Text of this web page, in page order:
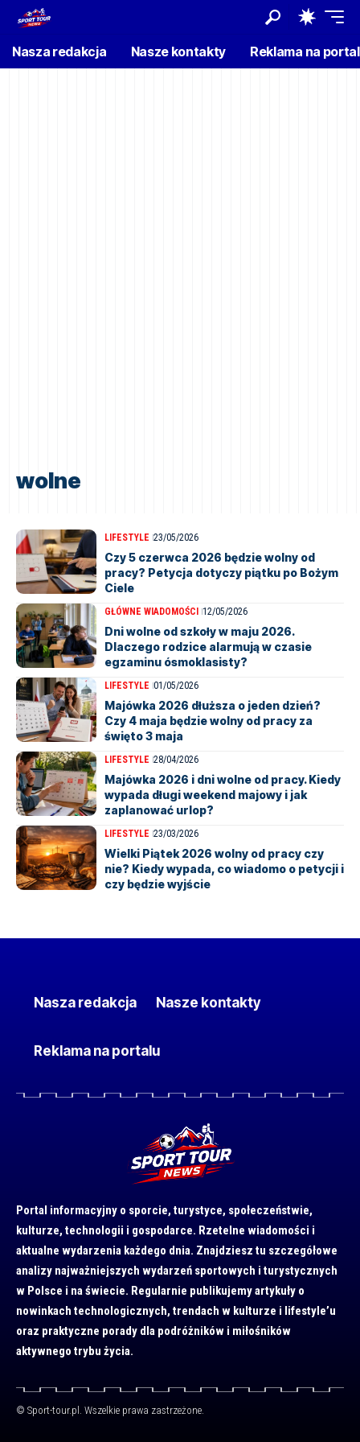
Nasza redakcja Nasze kontakty Reklama na
wolne
LIFESTYLE 23/05/2026
Czy 5 czerwca 2026 będzie wolny od
pracy? Petycja dotyczy piątku po Bożym
Ciele
GŁÓWNE WIADOMOŚCI 12/05/2026
Dni wolne od szkoły w maju 2026.
Dlaczego rodzice alarmują w czasie
egzaminu ósmoklasisty?
LIFESTYLE 01/05/2026
Majówka 2026 dłuższa o jeden dzień?
Czy 4 maja będzie wolny od pracy za
święto 3 maja
LIFESTYLE 28/04/2026
Majówka 2026 i dni wolne od pracy. Kiedy
wypada długi weekend majowy i jak
zaplanować urlop?
LIFESTYLE 23/03/2026
Wielki Piątek 2026 wolny od pracy czy
nie? Kiedy wypada, co wiadomo o petycji i
czy będzie wyjście
Nasza redakcja Nasze kontakty
Reklama na portalu
Portal informacyjny o sporcie, turystyce, społeczeństwie,
kulturze, technologii i gospodarce. Rzetelne wiadomości i
aktualne wydarzenia każdego dnia. Znajdziesz tu szczegółowe
analizy najważniejszych wydarzeń sportowych i turystycznych
w Polsce i na świecie. Regularnie publikujemy artykuły o
nowinkach technologicznych, trendach w kulturze i lifestyle’u
oraz praktyczne porady dla podróżników i miłośników
aktywnego trybu życia.
© Sport-tour.pl. Wszelkie prawa zastrzeżone.